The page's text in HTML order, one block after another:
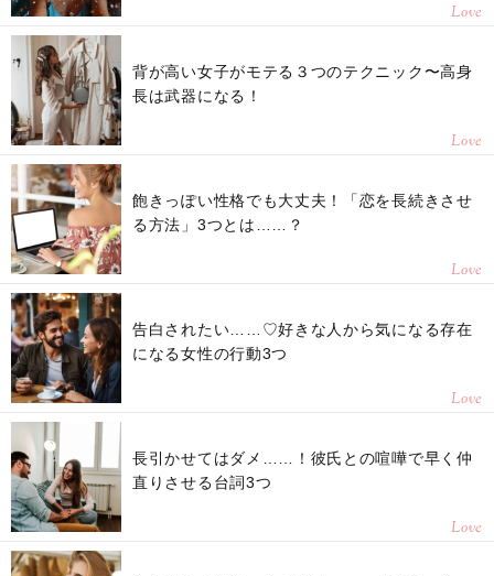
Love
背が高い女子がモテる３つのテクニック〜高身
長は武器になる！
Love
飽きっぽい性格でも大丈夫！「恋を長続きさせ
る方法」3つとは……？
Love
告白されたい……♡好きな人から気になる存在
になる女性の行動3つ
Love
長引かせてはダメ……！彼氏との喧嘩で早く仲
直りさせる台詞3つ
Love